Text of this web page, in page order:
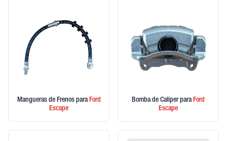
Mangueras de Frenos paraFord
Escape
Bomba de Caliper paraFord
Escape